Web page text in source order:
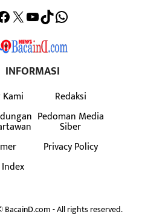
X YouTube
TikTokWhatsApp
INFORMASI
Redaksi
Pedoman Media
Siber
Privacy Policy
BacainD.com - All rights reserved.